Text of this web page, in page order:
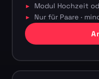
Modul Hochzeit
Nur für Paare ·